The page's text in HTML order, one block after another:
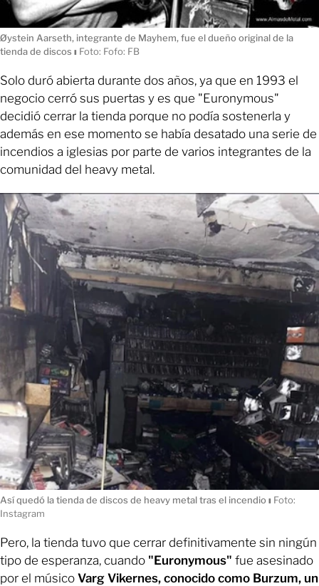
Øystein Aarseth, integrante de Mayhem, fue el dueño original de la
tienda de discos ı Foto: Fofo: FB
Solo duró abierta durante dos años, ya que en 1993 el
negocio cerró sus puertas y es que "Euronymous"
decidió cerrar la tienda porque no podía sostenerla y
además en ese momento se había desatado una serie de
incendios a iglesias por parte de varios integrantes de la
comunidad del heavy metal.
Así quedó la tienda de discos de heavy metal tras el incendioı Foto:
Instagram
Pero, la tienda tuvo que cerrar definitivamente sin ningún
tipo de esperanza, cuando "Euronymous" fue asesinado
por el músico Varg Vikernes, conocido como Burzum, un